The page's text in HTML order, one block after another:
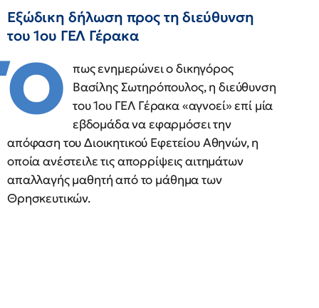
Εξώδικη δήλωση προς τη διεύθυνση
του 1ου ΓΕΛ Γέρακα
Ό πως ενημερώνει ο δικηγόρος
Βασίλης Σωτηρόπουλος, η διεύθυνση
του 1ου ΓΕΛ Γέρακα «αγνοεί» επί μία
εβδομάδα να εφαρμόσει την
απόφαση του Διοικητικού Εφετείου Αθηνών, η
οποία ανέστειλε τις απορρίψεις αιτημάτων
απαλλαγής μαθητή από το μάθημα των
Θρησκευτικών.